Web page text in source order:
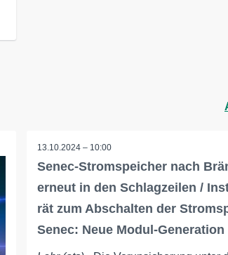
13.10.2024 – 10:00
Senec-Stromspeicher nach
erneut in den Schlagzeilen /
rät zum Abschalten der
Senec: Neue Modul-